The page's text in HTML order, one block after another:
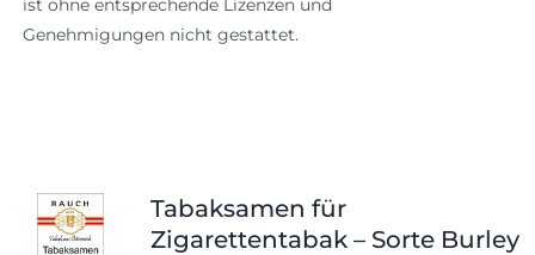
ist ohne entsprechende Lizenzen und
Genehmigungen nicht gestattet.
Tabaksamen für
Zigarettentabak – Sorte Burley